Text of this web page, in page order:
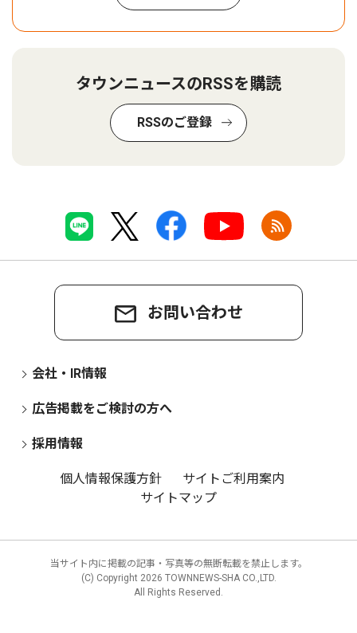
タウンニュースのRSSを購読
RSSのご登録
お問い合わせ
会社・IR情報
広告掲載をご検討の方へ
採用情報
個人情報保護方針
サイトご利用案内
サイトマップ
当サイト内に掲載の記事・写真等の無断転載を禁止します。
(C) Copyright 2026 TOWNNEWS-SHA CO.,LTD.
All Rights Reserved.